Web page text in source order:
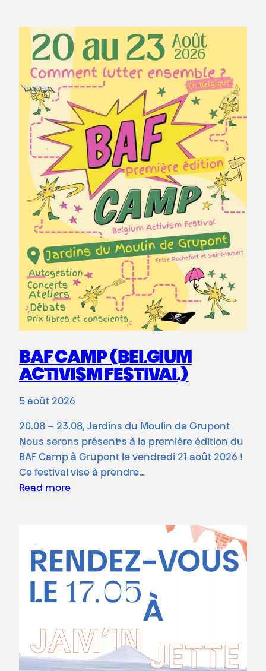
BAF CAMP (BELGIUM
ACTIVISM FESTIVAL)
5 août 2026
20.08 – 23.08, Jardins du Moulin de Grupont
Nous serons présent·es à la première édition du
BAF Camp à Grupont le vendredi 21 août 2026 !
Ce festival vise à prendre…
Read more